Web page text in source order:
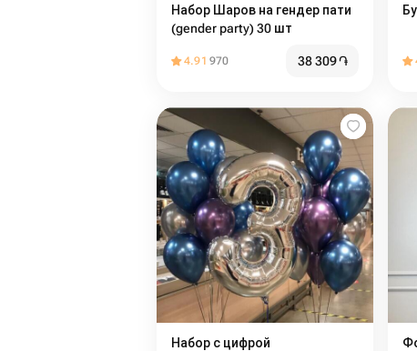
Набор Шаров на гендер пати
(gender party) 30 шт
4.91 970 38 309֏
Набор с цифрой